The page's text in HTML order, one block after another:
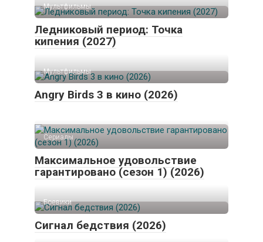
Мультфильмы
Ледниковый период: Точка
кипения (2027)
Мультфильмы
Angry Birds 3 в кино (2026)
Сериалы
Максимальное удовольствие
гарантировано (сезон 1) (2026)
Боевики
Сигнал бедствия (2026)